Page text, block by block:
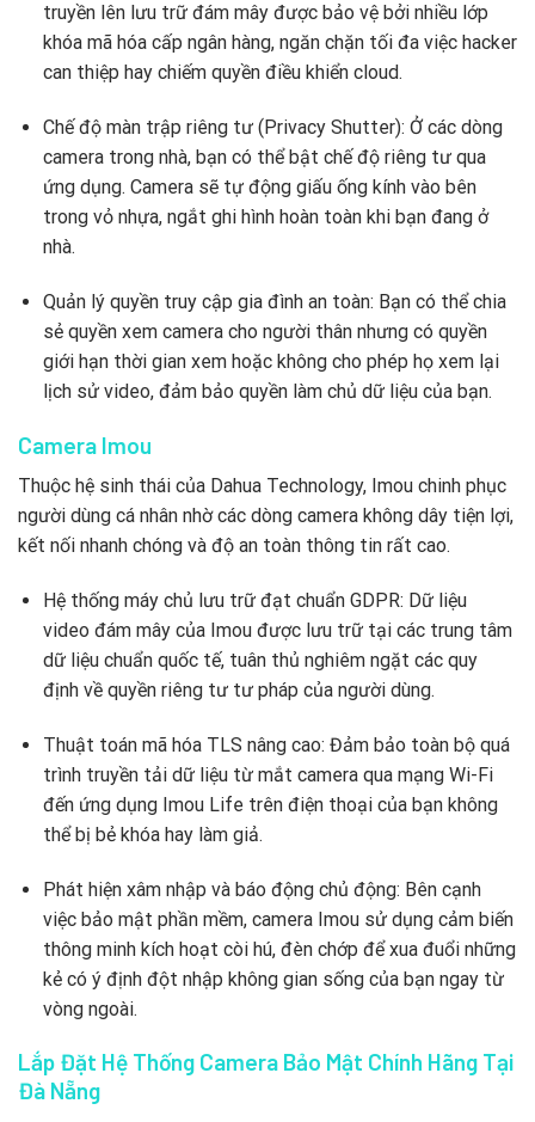
truyền lên lưu trữ đám mây được bảo vệ bởi nhiều lớp
khóa mã hóa cấp ngân hàng, ngăn chặn tối đa việc hacker
can thiệp hay chiếm quyền điều khiển cloud.
Chế độ màn trập riêng tư (Privacy Shutter): Ở các dòng
camera trong nhà, bạn có thể bật chế độ riêng tư qua
ứng dụng. Camera sẽ tự động giấu ống kính vào bên
trong vỏ nhựa, ngắt ghi hình hoàn toàn khi bạn đang ở
nhà.
Quản lý quyền truy cập gia đình an toàn: Bạn có thể chia
sẻ quyền xem camera cho người thân nhưng có quyền
giới hạn thời gian xem hoặc không cho phép họ xem lại
lịch sử video, đảm bảo quyền làm chủ dữ liệu của bạn.
Camera Imou
Thuộc hệ sinh thái của Dahua Technology, Imou chinh phục
người dùng cá nhân nhờ các dòng camera không dây tiện lợi,
kết nối nhanh chóng và độ an toàn thông tin rất cao.
Hệ thống máy chủ lưu trữ đạt chuẩn GDPR: Dữ liệu
video đám mây của Imou được lưu trữ tại các trung tâm
dữ liệu chuẩn quốc tế, tuân thủ nghiêm ngặt các quy
định về quyền riêng tư tư pháp của người dùng.
Thuật toán mã hóa TLS nâng cao: Đảm bảo toàn bộ quá
trình truyền tải dữ liệu từ mắt camera qua mạng Wi-Fi
đến ứng dụng Imou Life trên điện thoại của bạn không
thể bị bẻ khóa hay làm giả.
Phát hiện xâm nhập và báo động chủ động: Bên cạnh
việc bảo mật phần mềm, camera Imou sử dụng cảm biến
thông minh kích hoạt còi hú, đèn chớp để xua đuổi những
kẻ có ý định đột nhập không gian sống của bạn ngay từ
vòng ngoài.
Lắp Đặt Hệ Thống Camera Bảo Mật Chính Hãng Tại
Đà Nẵng